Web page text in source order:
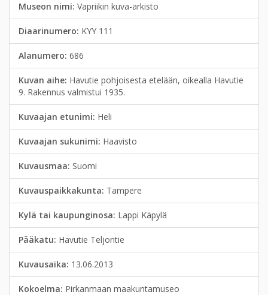
Museon nimi: Vapriikin kuva-arkisto
Diaarinumero: KYY 111
Alanumero: 686
Kuvan aihe: Havutie pohjoisesta etelään, oikealla Havutie
9. Rakennus valmistui 1935.
Kuvaajan etunimi: Heli
Kuvaajan sukunimi: Haavisto
Kuvausmaa: Suomi
Kuvauspaikkakunta: Tampere
Kylä tai kaupunginosa: Lappi Käpylä
Pääkatu: Havutie Teljontie
Kuvausaika: 13.06.2013
Kokoelma: Pirkanmaan maakuntamuseo